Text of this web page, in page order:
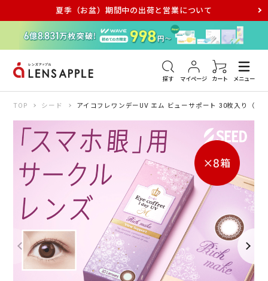
夏季（お盆）期間中の出荷と営業について
探す マイページ カート メニュー
アキュビュー メダリスト メガネ
TOP シード アイコフレワンデーUV エム ビューサポート 30枚入り（×8